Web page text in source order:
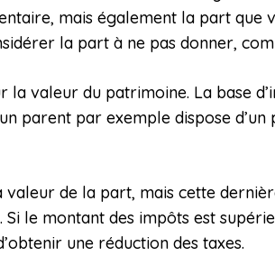
mais également la part que
la part à ne pas donner,
la valeur du patrimoine. La base
parent par exemple dispose
de la part, mais cette
le montant des impôts est
une réduction des taxes.